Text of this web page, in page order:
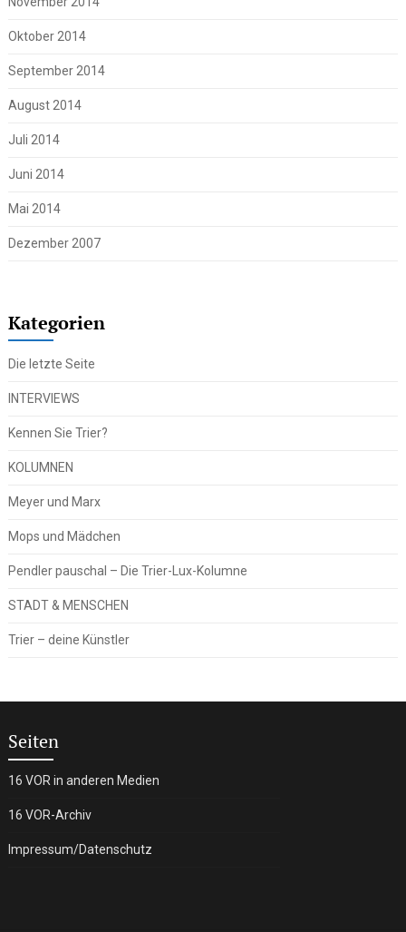
Oktober 2014
September 2014
August 2014
Juli 2014
Juni 2014
Mai 2014
Dezember 2007
Kategorien
Die letzte Seite
INTERVIEWS
Kennen Sie Trier?
KOLUMNEN
Meyer und Marx
Mops und Mädchen
Pendler pauschal – Die Trier-Lux-Kolumne
STADT & MENSCHEN
Trier – deine Künstler
Seiten
16 VOR in anderen Medien
16 VOR-Archiv
Impressum/Datenschutz